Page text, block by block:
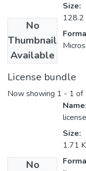
No
Thumbnail
Available
Size:
128.2
License bundle
Now showing 1 - 1 of
No
Name:
Size:
1.71